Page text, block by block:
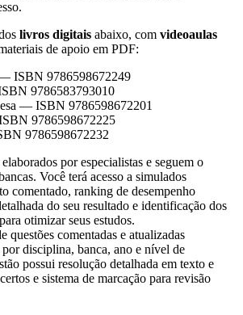
livros digitais abaixo, com videoaulas
de apoio em PDF:
ISBN 9786598672249
9786583793010
— ISBN 9786598672201
9786598672225
9786598672232
por especialistas e seguem o
Você terá acesso a simulados
comentado, ranking de desempenho
do seu resultado e identificação dos
otimizar seus estudos.
questões comentadas e atualizadas
disciplina, banca, ano e nível de
possui resolução detalhada em texto e
e sistema de marcação para revisão